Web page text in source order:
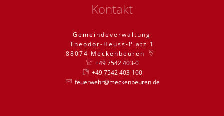
Kontakt
Gemeindeverwaltung
Theodor-Heuss-Platz 1
88074 Meckenbeuren
+49 7542 403-0
+49 7542 403-100
feuerwehr@meckenbeuren.de